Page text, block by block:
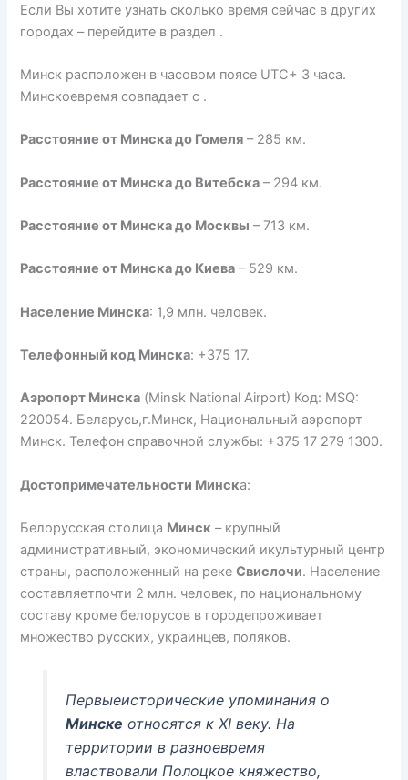
Если Вы хотите узнать сколько время сейчас в других
городах – перейдите в раздел .
Минск расположен в часовом поясе UTC+ 3 часа.
Минскоевремя совпадает с .
Расстояние от Минска до Гомеля – 285 км.
Расстояние от Минска до Витебска – 294 км.
Расстояние от Минска до Москвы – 713 км.
Расстояние от Минска до Киева – 529 км.
Население Минска: 1,9 млн. человек.
Телефонный код Минска: +375 17.
Аэропорт Минска (Minsk National Airport) Код: MSQ:
220054. Беларусь,г.Минск, Национальный аэропорт
Минск. Телефон справочной службы: +375 17 279 1300.
Достопримечательности Минска:
Белорусская столица Минск – крупный
административный, экономический икультурный центр
страны, расположенный на рекеСвислочи. Население
составляетпочти 2 млн. человек, по национальному
составу кроме белорусов в городепроживает
множество русских, украинцев, поляков.
Первыеисторические упоминания о
Минске относятся к XI веку. На
территории в разноевремя
властвовали Полоцкое княжество,